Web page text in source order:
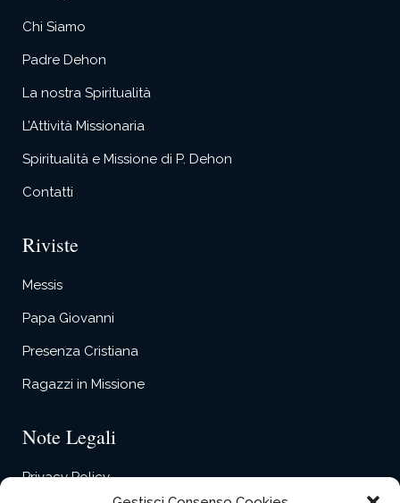
Chi Siamo
Padre Dehon
La nostra Spiritualità
L’Attività Missionaria
Spiritualità e Missione di P. Dehon
Contatti
Riviste
Messis
Papa Giovanni
Presenza Cristiana
Ragazzi in Missione
Note Legali
Privacy Policy